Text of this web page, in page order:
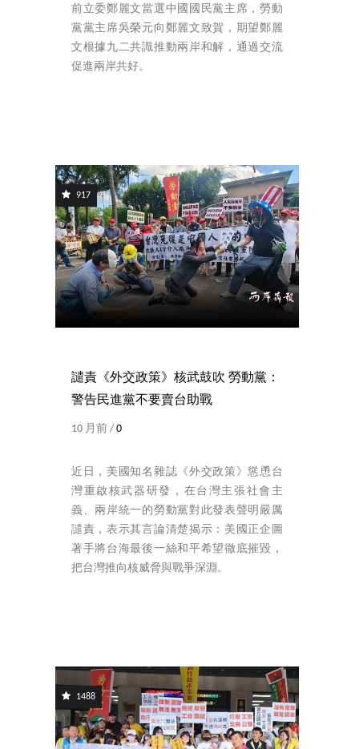
前立委鄭麗文當選中國國民黨主席，勞動
黨黨主席吳榮元向鄭麗文致賀，期望鄭麗
文根據九二共識推動兩岸和解，通過交流
促進兩岸共好。
917
譴責《外交政策》核武鼓吹 勞動黨：
警告民進黨不要賣台助戰
10 月前 /0
近日，美國知名雜誌《外交政策》慫恿台
灣重啟核武器研發，在台灣主張社會主
義、兩岸統一的勞動黨對此發表聲明嚴厲
譴責，表示其言論清楚揭示：美國正企圖
著手將台海最後一絲和平希望徹底摧毀，
把台灣推向核威脅與戰爭深淵。
1488